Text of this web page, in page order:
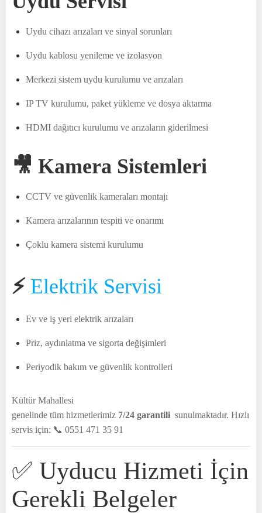
Uydu cihazı arızaları ve sinyal sorunları
Uydu kablosu yenileme ve izolasyon
Merkezi sistem uydu kurulumu ve arızaları
IP TV kurulumu, paket yükleme ve dosya aktarma
HDMI dağıtıcı kurulumu ve arızaların giderilmesi
🎥 Kamera Sistemleri
CCTV ve güvenlik kameraları montajı
Kamera arızalarının tespiti ve onarımı
Çoklu kamera sistemi kurulumu
⚡ Elektrik Servisi
Ev ve iş yeri elektrik arızaları
Priz, aydınlatma ve sigorta değişimleri
Periyodik bakım ve güvenlik kontrolleri
Kültür Mahallesi
genelinde tüm hizmetlerimiz 7/24 garantili sunulmaktadır. Hızlı
servis için: 📞 0551 471 35 91
✅ Uyducu Hizmeti İçin
Gerekli Belgeler